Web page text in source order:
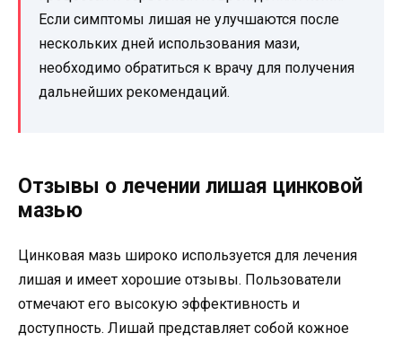
Если симптомы лишая не улучшаются после
нескольких дней использования мази,
необходимо обратиться к врачу для получения
дальнейших рекомендаций.
Отзывы о лечении лишая цинковой
мазью
Цинковая мазь широко используется для лечения
лишая и имеет хорошие отзывы. Пользователи
отмечают его высокую эффективность и
доступность. Лишай представляет собой кожное